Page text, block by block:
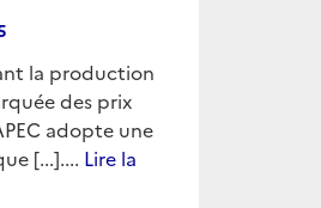
la production
des prix
adopte une
[...].... Lire la